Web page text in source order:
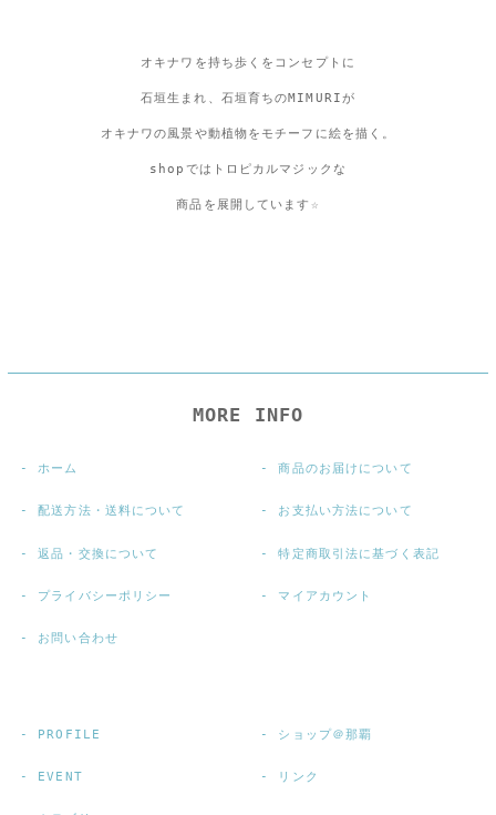
オキナワを持ち歩くをコンセプトに
石垣生まれ、石垣育ちのMIMURIが
オキナワの風景や動植物をモチーフに絵を描く。
shopではトロピカルマジックな
商品を展開しています☆
MORE INFO
ホーム 商品のお届けについて
配送方法・送料について お支払い方法について
返品・交換について 特定商取引法に基づく表記
プライバシーポリシー マイアカウント
お問い合わせ
PROFILE ショップ＠那覇
EVENT リンク